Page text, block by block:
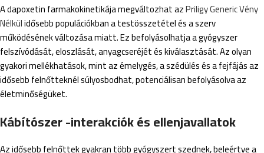
A dapoxetin farmakokinetikája megváltozhat azPriligy Generic Vény
Nélkülidősebb populációkban a testösszetétel és a szerv
működésének változása miatt. Ez befolyásolhatja a gyógyszer
felszívódását, eloszlását, anyagcseréjét és kiválasztását. Az olyan
gyakori mellékhatások, mint az émelygés, a szédülés és a fejfájás az
idősebb felnőtteknél súlyosbodhat, potenciálisan befolyásolva az
életminőségüket.
Kábítószer -interakciók és ellenjavallatok
Az idősebb felnőttek gyakran több gyógyszert szednek, beleértve a